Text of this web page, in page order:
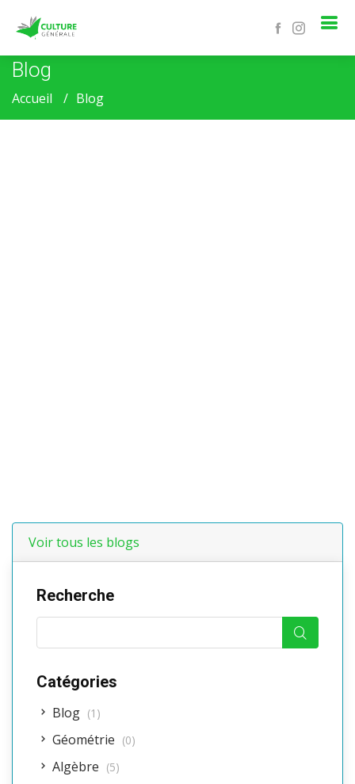
Blog
Accueil Blog
Voir tous les blogs
Recherche
Catégories
Blog (1)
Géométrie (0)
Algèbre (5)